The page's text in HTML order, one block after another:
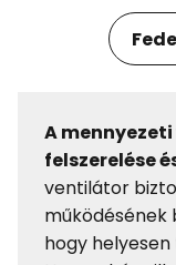
A
felszerelése
ventilátor
hogy